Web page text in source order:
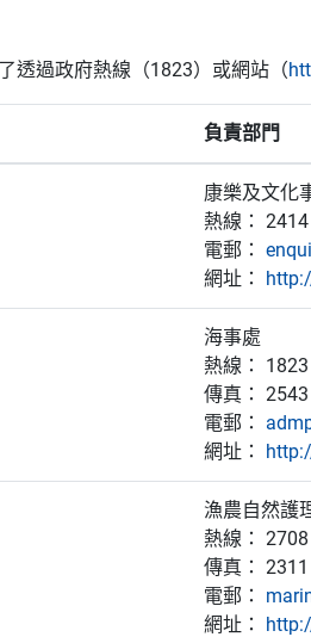
透過政府熱線（1823）或網站（
負責部門
康樂及文化
熱線：
電郵：
網址：
海事處
熱線： 1823
傳真：
電郵：
網址：
漁農自然護
熱線：
傳真： 2311
電郵：
網址：